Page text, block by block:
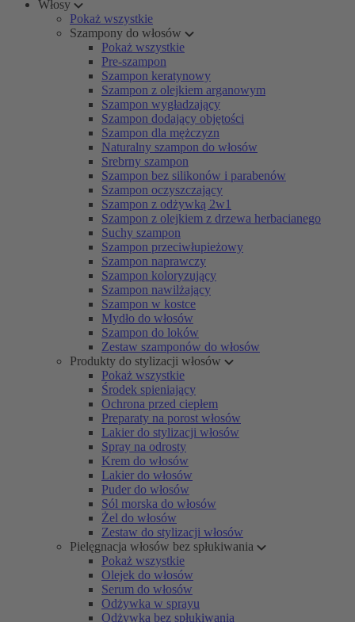
Włosy
Pokaż wszystkie
Szampony do włosów
Pokaż wszystkie
Pre-szampon
Szampon keratynowy
Szampon z olejkiem arganowym
Szampon wygładzający
Szampon dodający objętości
Szampon dla mężczyzn
Naturalny szampon do włosów
Srebrny szampon
Szampon bez silikonów i parabenów
Szampon oczyszczający
Szampon z odżywką 2w1
Szampon z olejkiem z drzewa herbacianego
Suchy szampon
Szampon przeciwłupieżowy
Szampon naprawczy
Szampon koloryzujący
Szampon nawilżający
Szampon w kostce
Mydło do włosów
Szampon do loków
Zestaw szamponów do włosów
Produkty do stylizacji włosów
Pokaż wszystkie
Środek spieniający
Ochrona przed ciepłem
Preparaty na porost włosów
Lakier do stylizacji włosów
Spray na odrosty
Krem do włosów
Lakier do włosów
Puder do włosów
Sól morska do włosów
Żel do włosów
Zestaw do stylizacji włosów
Pielęgnacja włosów bez spłukiwania
Pokaż wszystkie
Olejek do włosów
Serum do włosów
Odżywka w sprayu
Odżywka bez spłukiwania